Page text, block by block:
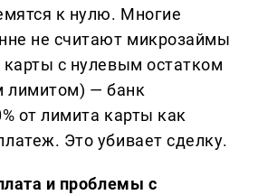
к нулю. Многие
не считают микрозаймы
с нулевым остатком
лимитом) — банк
от лимита карты как
Это убивает сделку.
и проблемы с